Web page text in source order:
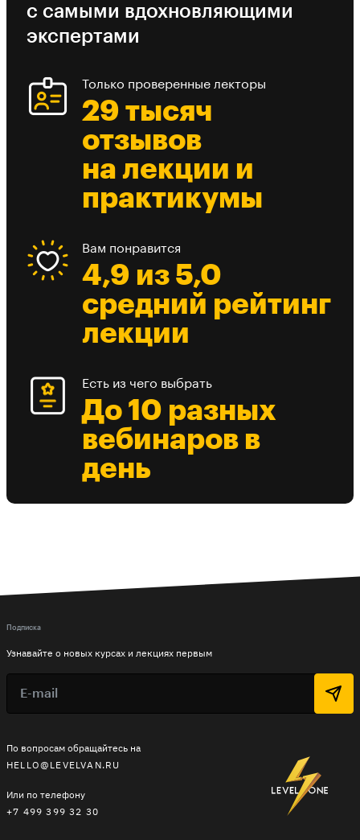
с самыми вдохновляющими
экспертами
Только проверенные лекторы
29 тысяч
отзывов
на лекции и
практикумы
Вам понравится
4,9 из 5,0
средний рейтинг
лекции
Есть из чего выбрать
До 10 разных
вебинаров в
день
По вопросам обращайтесь на
HELLO@LEVELVAN.RU
Или по телефону
+7 499 399 32 30
Подписка
Узнавайте о новых курсах и лекциях первым